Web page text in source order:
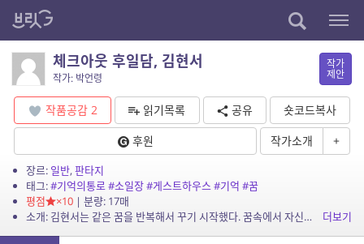
체크아웃 후일담, 김현서
작가: 박언령
작가
제안
작품공감 2 읽기목록 공유
숏코드복사
후원
작가소개 +
장르: 일반,판타지
태그:#기억의통로#소일장#게스트하우스#기억 #꿈
평점
×10| 분량: 17매
소개: 김현서는 같은 꿈을 반복해서 꾸기 시작했다. 꿈속에서 자신은 게스트하우스 앞에 서 있다. 문을 하염없이 쳐다보며.
더보기